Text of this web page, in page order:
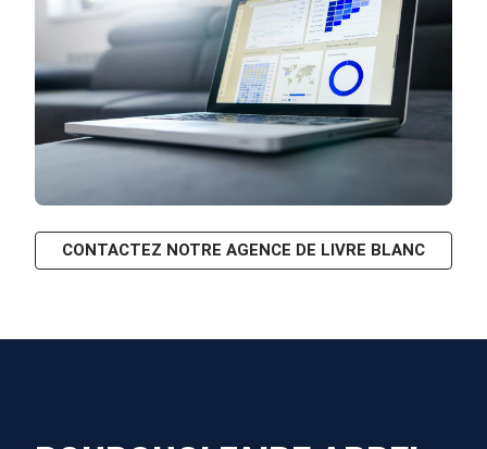
CONTACTEZ NOTRE AGENCE DE LIVRE BLANC